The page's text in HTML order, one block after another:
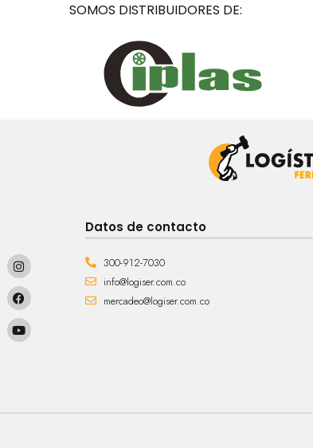
SOMOS DISTRIBUIDORES DE:
Datos de contacto
300-912-7030
info@logiser.com.co
mercadeo@logiser.com.co